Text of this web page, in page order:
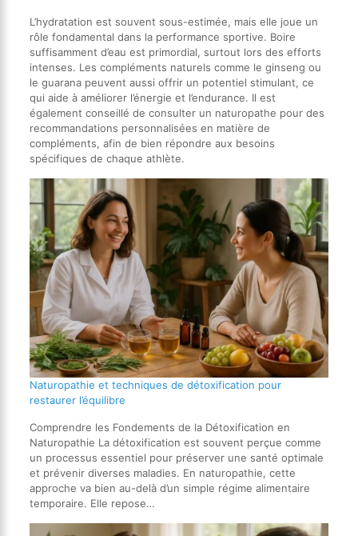
L’hydratation est souvent sous-estimée, mais elle joue un
rôle fondamental dans la performance sportive. Boire
suffisamment d’eau est primordial, surtout lors des efforts
intenses. Les compléments naturels comme le ginseng ou
le guarana peuvent aussi offrir un potentiel stimulant, ce
qui aide à améliorer l’énergie et l’endurance. Il est
également conseillé de consulter un naturopathe pour des
recommandations personnalisées en matière de
compléments, afin de bien répondre aux besoins
spécifiques de chaque athlète.
Naturopathie et techniques de détoxification pour
restaurer l’équilibre
Comprendre les Fondements de la Détoxification en
Naturopathie La détoxification est souvent perçue comme
un processus essentiel pour préserver une santé optimale
et prévenir diverses maladies. En naturopathie, cette
approche va bien au-delà d’un simple régime alimentaire
temporaire. Elle repose…